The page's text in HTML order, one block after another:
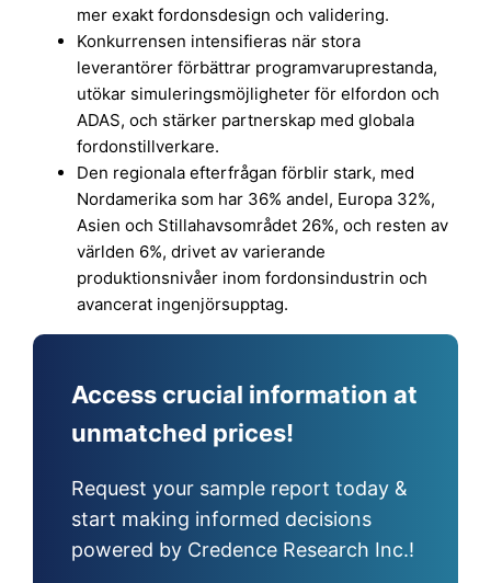
mer exakt fordonsdesign och validering.
Konkurrensen intensifieras när stora
leverantörer förbättrar programvaruprestanda,
utökar simuleringsmöjligheter för elfordon och
ADAS, och stärker partnerskap med globala
fordonstillverkare.
Den regionala efterfrågan förblir stark, med
Nordamerika som har 36% andel, Europa 32%,
Asien och Stillahavsområdet 26%, och resten av
världen 6%, drivet av varierande
produktionsnivåer inom fordonsindustrin och
avancerat ingenjörsupptag.
Access crucial information at
unmatched prices!
Request your sample report today &
start making informed decisions
powered by Credence Research Inc.!